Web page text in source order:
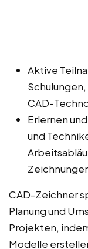
Aktive
CAD-
Erlernen
und
CAD-Zeichner
Planung und
Projekten,
Modelle